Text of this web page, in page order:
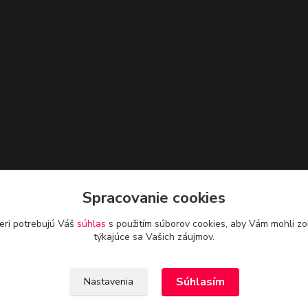
Spracovanie cookies
potrebujú Váš súhlas s použitím súborov cookies, aby Vám mohli
týkajúce sa Vašich záujmov.
Nastavenia Súhlasím